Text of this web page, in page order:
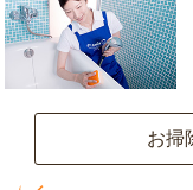
お掃